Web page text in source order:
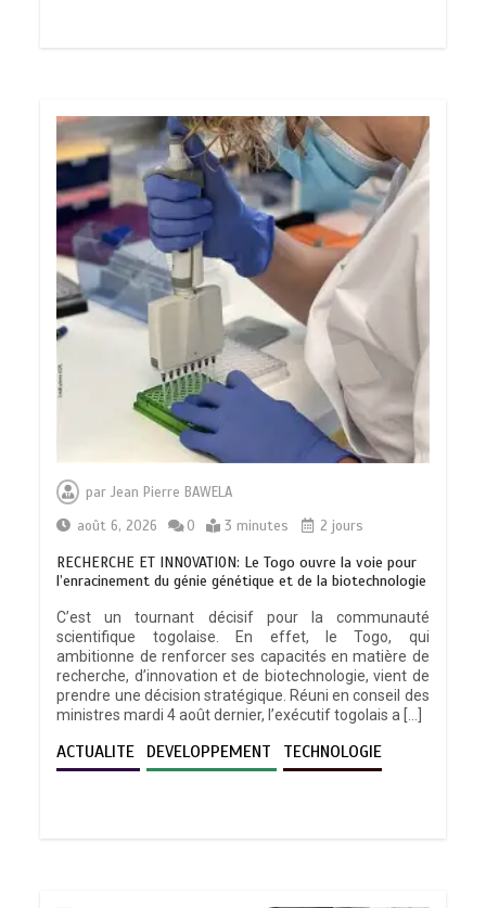
parJean Pierre BAWELA
août 6, 2026
0 3 minutes 2 jours
RECHERCHE ET INNOVATION: Le Togo ouvre la voie pour
l’enracinement du génie génétique et de la biotechnologie
C’est un tournant décisif pour la communauté
scientifique togolaise. En effet, le Togo, qui
ambitionne de renforcer ses capacités en matière de
recherche, d’innovation et de biotechnologie, vient de
prendre une décision stratégique. Réuni en conseil des
ministres mardi 4 août dernier, l’exécutif togolais a […]
ACTUALITE DEVELOPPEMENT TECHNOLOGIE